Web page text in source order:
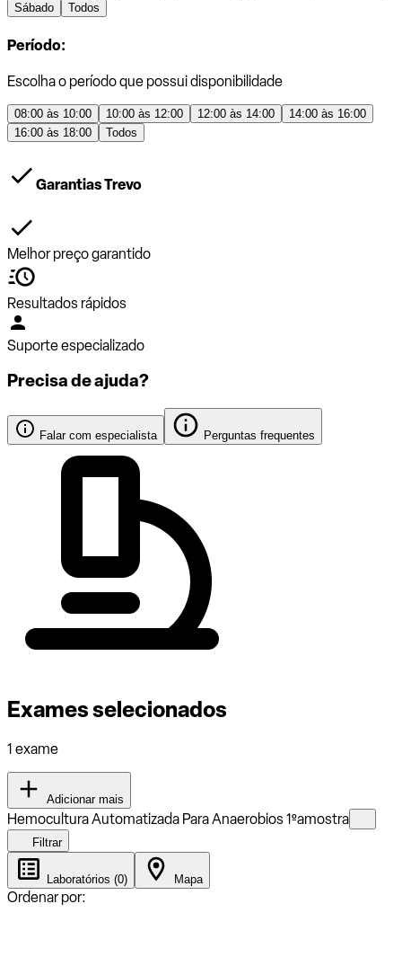
Sábado
Todos
Período:
Escolha o período que possui disponibilidade
08:00 às 10:00 10:00 às 12:00 12:00 às 14:00
14:00 às 16:00
16:00 às 18:00
Todos
Garantias Trevo
Melhor preço garantido
Resultados rápidos
Suporte especializado
Precisa de ajuda?
Falar com especialista Perguntas frequentes
Exames selecionados
1 exame
Adicionar mais
Hemocultura Automatizada Para Anaerobios 1ºamostra
Filtrar
Laboratórios (0) Mapa
Ordenar por: